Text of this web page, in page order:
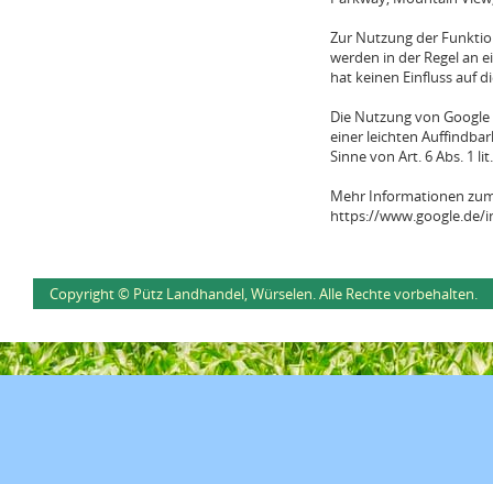
Zur Nutzung der
werden in der Regel an
hat keinen Einfluss auf
Die Nutzung von
einer leichten
Sinne von Art. 6 Abs. 1
Mehr Informationen
https://www.google.de/
Copyright © Pütz Landhandel, Würselen. Alle Rechte vorbehalten.